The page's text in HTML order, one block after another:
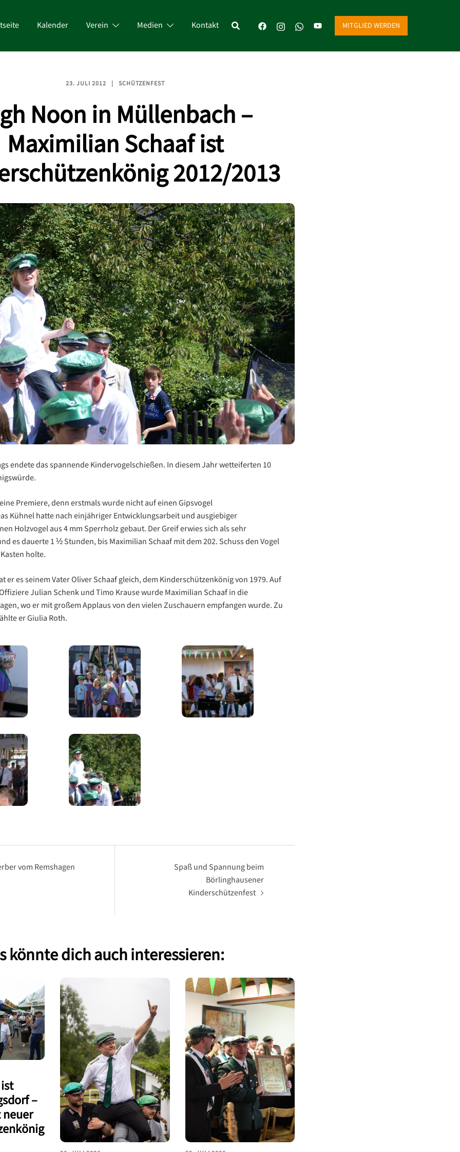
Kalender Verein Medien Kontakt MITGLIED WERDEN
23. JULI 2012 SCHÜTZENFEST
Noon in Müllenbach –
Maximilian Schaaf ist
2012/2013
endete das spannende Kindervogelschießen. In diesem Jahr wetteiferten 10
Premiere, denn erstmals wurde nicht auf einen Gipsvogel
Kühnel hatte nach einjähriger Entwicklungsarbeit und ausgiebiger
Holzvogel aus 4 mm Sperrholz gebaut. Der Greif erwies sich als sehr
es dauerte 1 ½ Stunden, bis Maximilian Schaaf mit dem 202. Schuss den Vogel
holte.
er es seinem Vater Oliver Schaaf gleich, dem Kinderschützenkönig von 1979. Auf
Julian Schenk und Timo Krause wurde Maximilian Schaaf in die
wo er mit großem Applaus von den vielen Zuschauern empfangen wurde. Zu
er Giulia Roth.
vom Remshagen
Spaß und Spannung beim
Börlinghausener
Kinderschützenfest
könnte dich auch interessieren:
–